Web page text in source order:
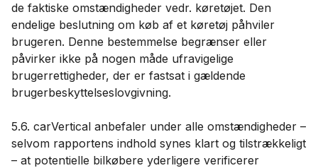
de faktiske omstændigheder vedr. køretøjet. Den
endelige beslutning om køb af et køretøj påhviler
brugeren. Denne bestemmelse begrænser eller
påvirker ikke på nogen måde ufravigelige
brugerrettigheder, der er fastsat i gældende
brugerbeskyttelseslovgivning.
5.6. carVertical anbefaler under alle omstændigheder –
selvom rapportens indhold synes klart og tilstrækkeligt
– at potentielle bilkøbere yderligere verificerer